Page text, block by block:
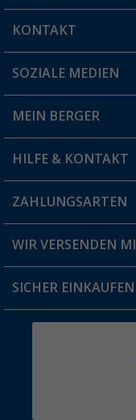
KONTAKT
Du hast eine Frage?
Filiale finden
SOZIALE MEDIEN
MEIN BERGER
Vorteilskarte
Blog
Jobs & Karriere
HILFE & KONTAKT
FAQ & Kontakt
Versandinformationen
Rücksendung
ZAHLUNGSARTEN
WIR VERSENDEN
SICHER EINKAUFEN